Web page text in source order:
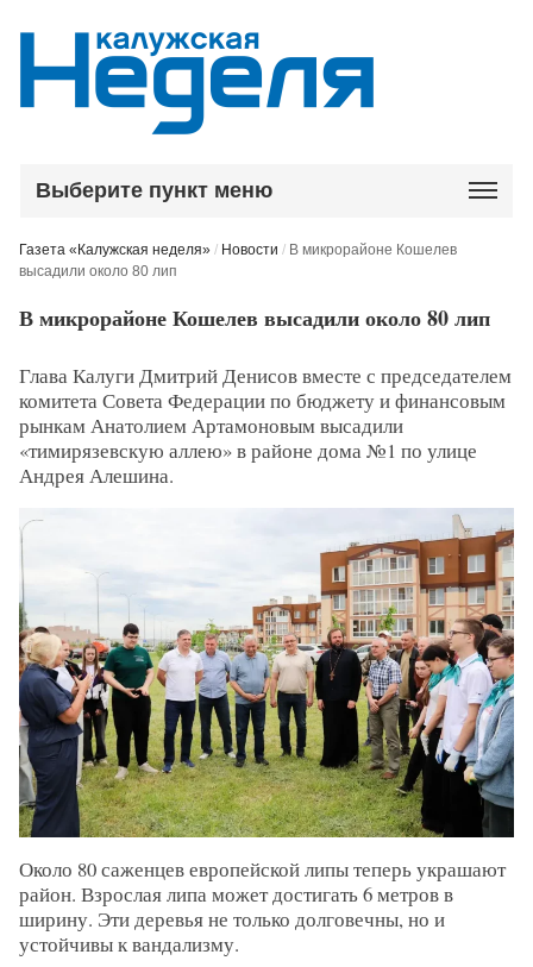
Выберите пункт меню
Газета «Калужская неделя» / Новости / В микрорайоне Кошелев
высадили около 80 лип
В микрорайоне Кошелев высадили около 80 лип
Глава Калуги Дмитрий Денисов вместе с председателем
комитета Совета Федерации по бюджету и финансовым
рынкам Анатолием Артамоновым высадили
«тимирязевскую аллею» в районе дома №1 по улице
Андрея Алешина.
Около 80 саженцев европейской липы теперь украшают
район. Взрослая липа может достигать 6 метров в
ширину. Эти деревья не только долговечны, но и
устойчивы к вандализму.